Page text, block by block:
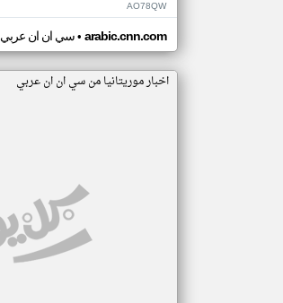
AO78QW
سي ان ان عربي• arabic.cnn.com
اخبار موريتانيا من سي ان ان عربي